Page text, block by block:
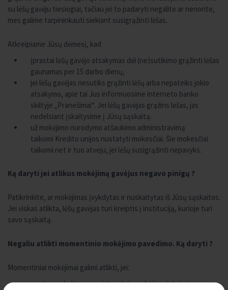
su lėšų gavėju tiesiogiai, tačiau jei to padaryti negalite ar nenorite,
mes galime tarpininkauti siekiant susigrąžinti lėšas.
Atkreipiame Jūsų dėmesį, kad
įprastai lėšų gavėjo atsakymas dėl (ne)sutikimo grąžinti lėšas
gaunamas per 15 darbo dienų,
jei lėšų gavėjas nesutiks grąžinti lėšų arba nepateiks jokio
atsakymo, apie tai Jus informuosime interneto banko
skiltyje „Pranešimai“. Jei lėšų gavėjas grąžins lėšas, jas
nedelsiant įskaitysime į Jūsų sąskaitą.
už mokėjimo nurodymo atšaukimo administravimą
taikomi Kredito unijos nustatyti mokesčiai. Šie mokesčiai
taikomi net ir tuo atveju, jei lėšų susigrąžinti nepavyks.
Ką daryti jei atlikus mokėjimą gavėjus negavo pinigų ?
Patikrinkite, ar mokėjimas įvykdytas ir nuskaitytas iš Jūsų sąskaitos.
Jei viskas atlikta, lėšų gavėjas turi kreiptis į instituciją, kurioje turi
savo sąskaitą.
Negaliu atlikti momentinio mokėjimo pavedimo. Ką daryti ?
Momentiniai mokėjimai galimi atlikti, jei:
gavėjo sąskaita yra registruotoje mokėjimo įstaigoje,